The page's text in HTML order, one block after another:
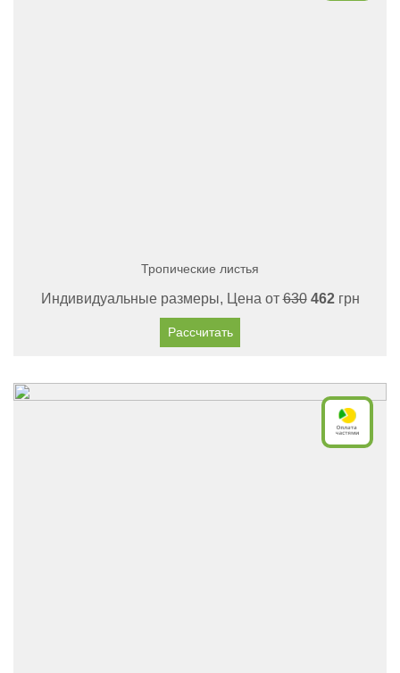
Тропические листья
Индивидуальные размеры, Цена от630 462грн
Рассчитать